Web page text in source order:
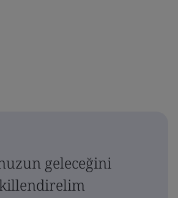
geleceğini